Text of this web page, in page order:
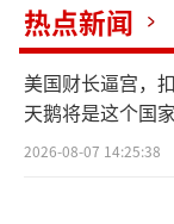
热点新闻
美国财长逼宫，
天鹅将是这个国家
2026-08-07 14:25:38